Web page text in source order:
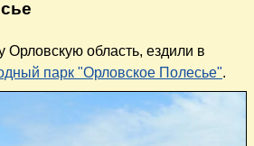
область, ездили в
парк "Орловское Полесье".